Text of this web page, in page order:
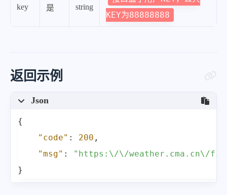
key 是 string
KEY为88888888
返回示例
Json
{
"code" : 200 ,
"msg" :
"https:\/\/weather.cma.cn\/file\/
}